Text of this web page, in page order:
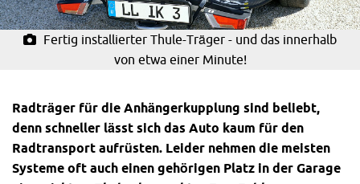
Fertig installierter Thule-Träger - und das innerhalb
von etwa einer Minute!
Radträger für die Anhängerkupplung sind beliebt,
denn schneller lässt sich das Auto kaum für den
Radtransport aufrüsten. Leider nehmen die meisten
Systeme oft auch einen gehörigen Platz in der Garage